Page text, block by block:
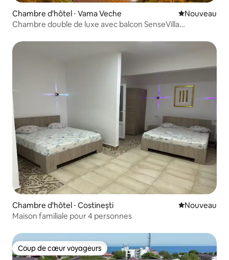
Chambre d'hôtel ⋅ Vama Veche Nouvel
Nouveau
Chambre double de luxe avec balcon SenseVilla
Chambre d'hôtel ⋅ Costinești Nouvel
Nouveau
Maison familiale pour 4 personnes
Coup de cœur voyageurs
Coup de cœur voyageurs